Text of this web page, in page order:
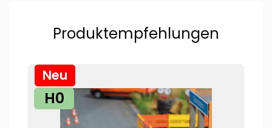
Produktempfehlungen
H0
Neu